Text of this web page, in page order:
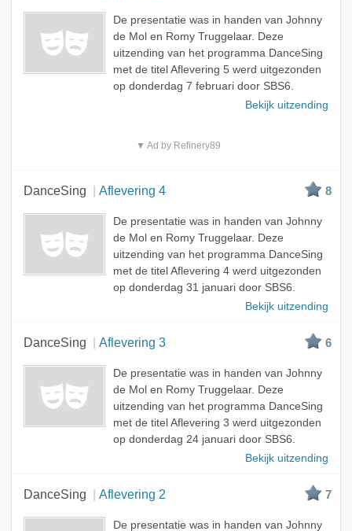
De presentatie was in handen van Johnny
de Mol en Romy Truggelaar. Deze
uitzending van het programma DanceSing
met de titel Aflevering 5 werd uitgezonden
op donderdag 7 februari door SBS6.
Bekijk uitzending
▼ Ad by Refinery89
DanceSing Aflevering 4 8
De presentatie was in handen van Johnny
de Mol en Romy Truggelaar. Deze
uitzending van het programma DanceSing
met de titel Aflevering 4 werd uitgezonden
op donderdag 31 januari door SBS6.
Bekijk uitzending
DanceSing Aflevering 3 6
De presentatie was in handen van Johnny
de Mol en Romy Truggelaar. Deze
uitzending van het programma DanceSing
met de titel Aflevering 3 werd uitgezonden
op donderdag 24 januari door SBS6.
Bekijk uitzending
DanceSing Aflevering 2 7
De presentatie was in handen van Johnny